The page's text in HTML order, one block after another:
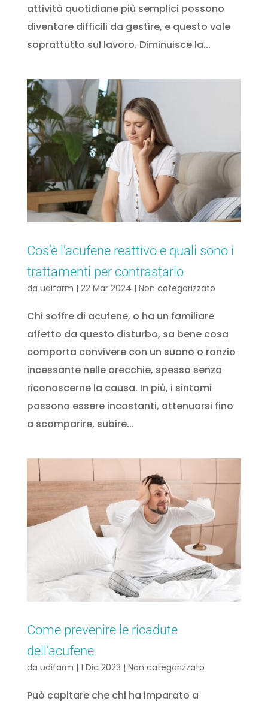
attività quotidiane più semplici possono
diventare difficili da gestire, e questo vale
soprattutto sul lavoro. Diminuisce la...
Cos’è l’acufene reattivo e quali sono i
trattamenti per contrastarlo
da udifarm | 22 Mar 2024 | Non categorizzato
Chi soffre di acufene, o ha un familiare
affetto da questo disturbo, sa bene cosa
comporta convivere con un suono o ronzio
incessante nelle orecchie, spesso senza
riconoscerne la causa. In più, i sintomi
possono essere incostanti, attenuarsi fino
a scomparire, subire...
Come prevenire le ricadute
dell’acufene
da udifarm | 1 Dic 2023 | Non categorizzato
Può capitare che chi ha imparato a